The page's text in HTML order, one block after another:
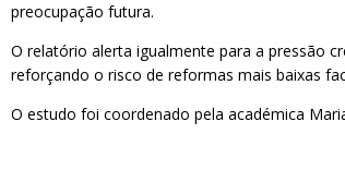
preocupação futura.
O relatório alerta igualmente para a pressão
reforçando o risco de reformas mais baixas
O estudo foi coordenado pela académica